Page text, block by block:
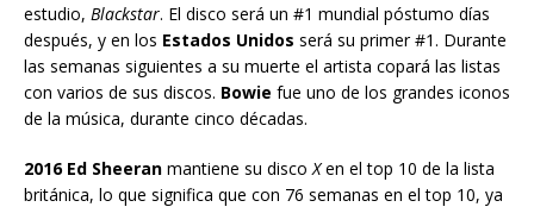
estudio, Blackstar. El disco será un #1 mundial póstumo días
después, y en los Estados Unidos será su primer #1. Durante
las semanas siguientes a su muerte el artista copará las listas
con varios de sus discos. Bowie fue uno de los grandes iconos
de la música, durante cinco décadas.
2016 Ed Sheeran mantiene su disco Xen el top 10 de la lista
británica, lo que significa que con 76 semanas en el top 10, ya